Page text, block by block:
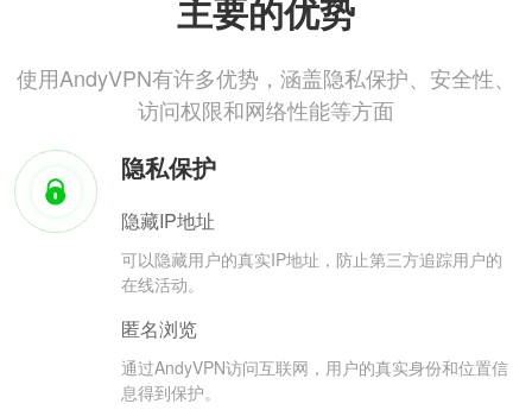
主要的优势
使用AndyVPN有许多优势，涵盖隐私保护、安全性、
访问权限和网络性能等方面
隐私保护
隐藏IP地址
可以隐藏用户的真实IP地址，防止第三方追踪用户的
在线活动。
匿名浏览
通过AndyVPN访问互联网，用户的真实身份和位置信
息得到保护。